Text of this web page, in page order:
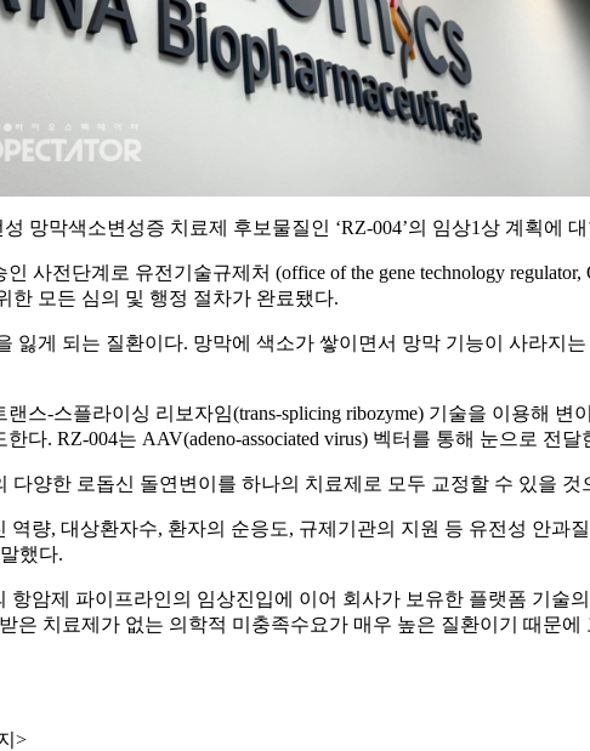
망막색소변성증 치료제 후보물질인 ‘RZ-004’의 임상1상 계획에
사전단계로 유전기술규제처 (office of the gene technology
한 모든 심의 및 행정 절차가 완료됐다.
게 되는 질환이다. 망막에 색소가 쌓이면서 망막 기능이 사라지
스-스플라이싱 리보자임(trans-splicing ribozyme) 기술을 이용해 변
. RZ-004는 AAV(adeno-associated virus) 벡터를 통해 눈으로 전달
양한 로돕신 돌연변이를 하나의 치료제로 모두 교정할 수 있을
량, 대상환자수, 환자의 순응도, 규제기관의 지원 등 유전성 안과
했다.
암제 파이프라인의 임상진입에 이어 회사가 보유한 플랫폼 기술
은 치료제가 없는 의학적 미충족수요가 매우 높은 질환이기 때문
>